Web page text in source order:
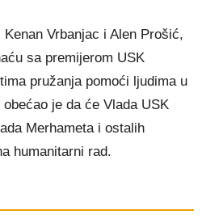
Kenan Vrbanjac i Alen Prošić,
sa premijerom USK
pružanja pomoći ljudima u
je da će Vlada USK
Merhameta i ostalih
humanitarni rad.